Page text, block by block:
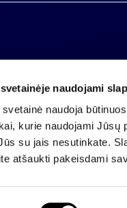
naudojami
svetainė naudoja
kurie naudojami Jūsų
su jais nesutinkate.
atšaukti pakeisdami